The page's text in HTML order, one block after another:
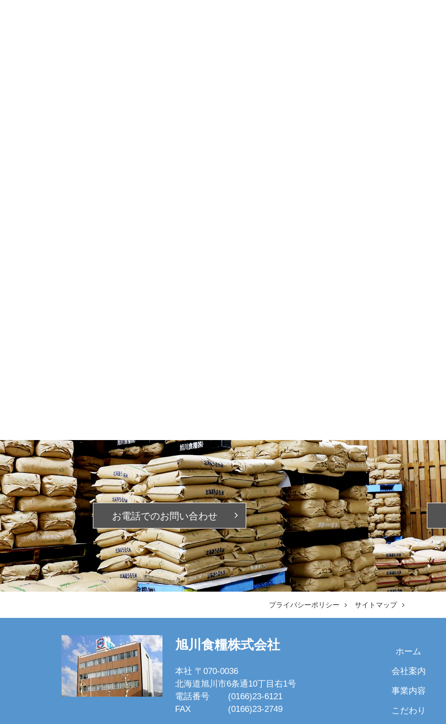
お電話でのお問い合わせ
プライバシーポリシー サイトマップ
旭川食糧株式会社
本社 〒070-0036
北海道旭川市6条通10丁目右1号
電話番号
(0166)23-6121
FAX
(0166)23-2749
ホーム
会社案内
事業内容
こだわり